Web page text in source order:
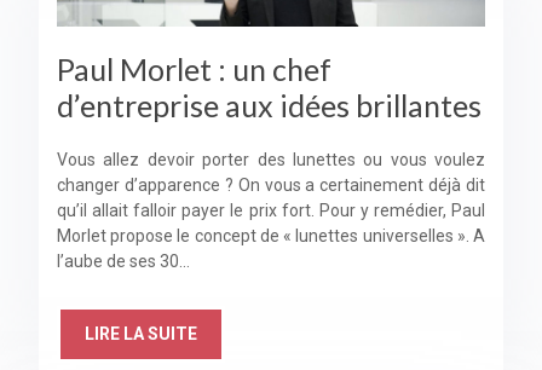
Paul Morlet : un chef
d’entreprise aux idées brillantes
Vous allez devoir porter des lunettes ou vous voulez
changer d’apparence ? On vous a certainement déjà dit
qu’il allait falloir payer le prix fort. Pour y remédier, Paul
Morlet propose le concept de « lunettes universelles ». A
l’aube de ses 30…
LIRE LA SUITE